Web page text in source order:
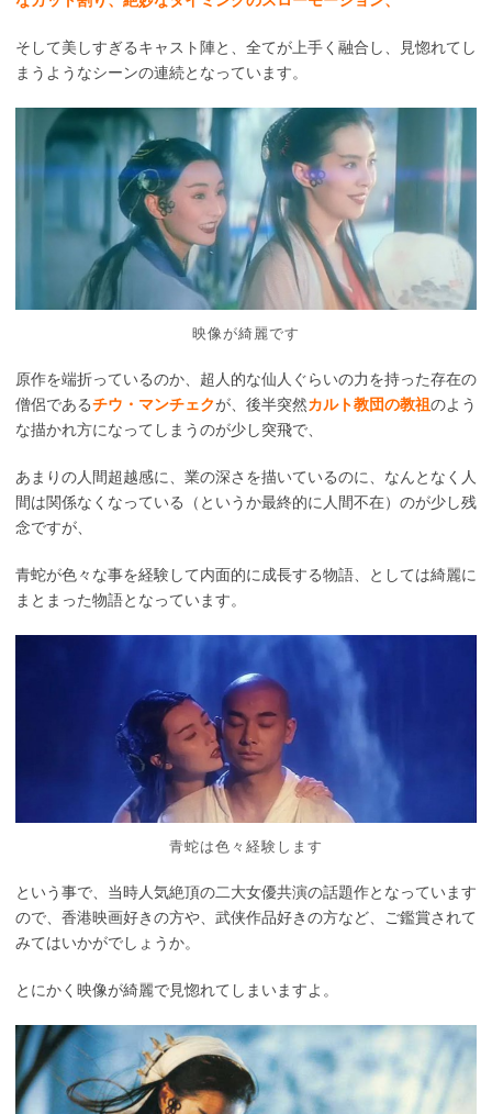
そして美しすぎるキャスト陣と、全てが上手く融合し、見惚れてし
まうようなシーンの連続となっています。
映像が綺麗です
原作を端折っているのか、超人的な仙人ぐらいの力を持った存在の
僧侶であるチウ・マンチェクが、後半突然カルト教団の教祖のよう
な描かれ方になってしまうのが少し突飛で、
あまりの人間超越感に、業の深さを描いているのに、なんとなく人
間は関係なくなっている（というか最終的に人間不在）のが少し残
念ですが、
青蛇が色々な事を経験して内面的に成長する物語、としては綺麗に
まとまった物語となっています。
青蛇は色々経験します
という事で、当時人気絶頂の二大女優共演の話題作となっています
ので、香港映画好きの方や、武侠作品好きの方など、ご鑑賞されて
みてはいかがでしょうか。
とにかく映像が綺麗で見惚れてしまいますよ。